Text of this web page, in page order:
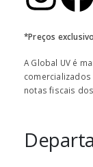
*Preços
A Global UV é
notas fiscais